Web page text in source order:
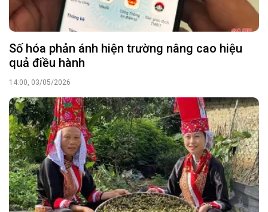
Số hóa phản ánh hiện trường nâng cao hiệu
quả điều hành
14:00, 03/05/2026